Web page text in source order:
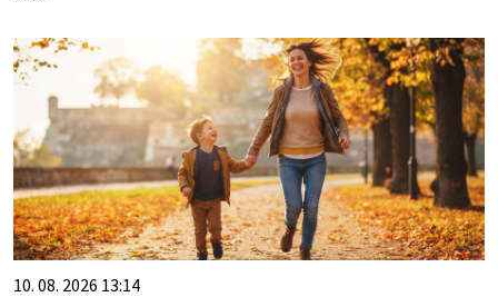
10. 08. 2026 13:14